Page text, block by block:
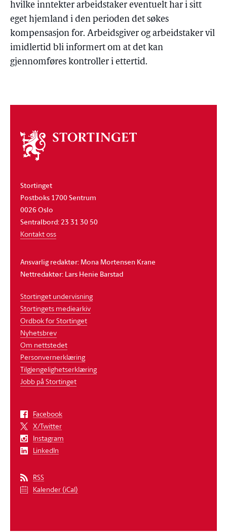
hvilke inntekter arbeidstaker eventuelt har i sitt
eget hjemland i den perioden det søkes
kompensasjon for. Arbeidsgiver og arbeidstaker vil
imidlertid bli informert om at det kan
gjennomføres kontroller i ettertid.
Om
stortinget
Stortinget
Postboks 1700 Sentrum
0026 Oslo
Sentralbord: 23 31 30 50
Kontakt oss
Ansvarlig redaktør: Mona Mortensen Krane
Nettredaktør: Lars Henie Barstad
Stortinget undervisning
Stortingets mediearkiv
Ordbok for Stortinget
Nyhetsbrev
Om nettstedet
Personvernerklæring
Tilgjengelighetserklæring
Jobb på Stortinget
Facebook
X/Twitter
Instagram
LinkedIn
RSS
Kalender (iCal)